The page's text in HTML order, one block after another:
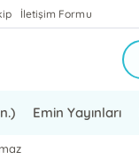
İletişim Formu
Emin Yayınları